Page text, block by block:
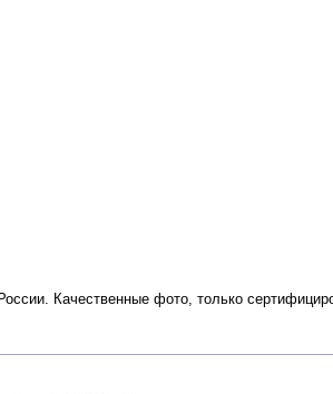
Качественные фото, только